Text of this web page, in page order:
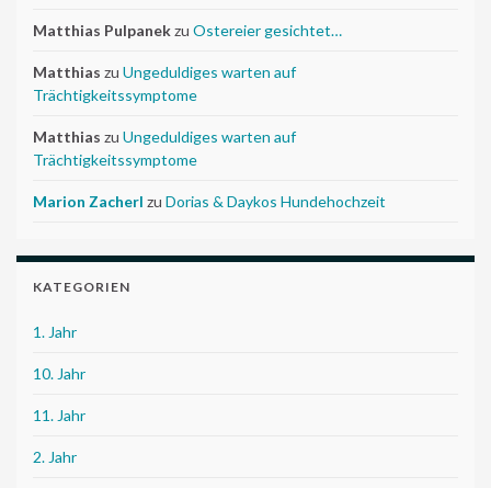
Matthias Pulpanekzu Ostereier gesichtet…
Matthias zu Ungeduldiges warten auf
Trächtigkeitssymptome
Matthias zu Ungeduldiges warten auf
Trächtigkeitssymptome
Marion Zacherl zu Dorias & Daykos Hundehochzeit
KATEGORIEN
1. Jahr
10. Jahr
11. Jahr
2. Jahr